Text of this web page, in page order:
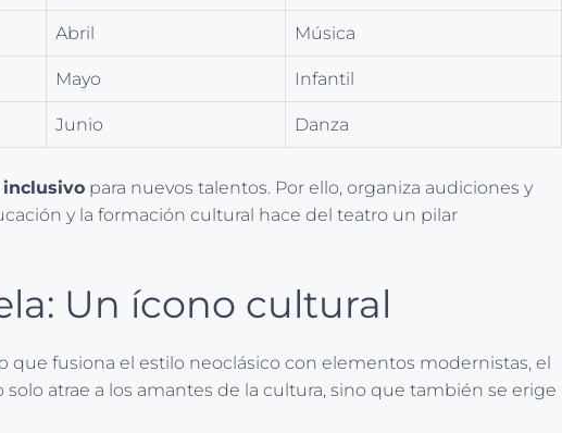
Abril Música
Mayo Infantil
Junio Danza
inclusivo para nuevos talentos. Por ello, organiza audiciones y
y la formación cultural hace del teatro un pilar
Un ícono cultural
que fusiona el estilo neoclásico con elementos modernistas, el
atrae a los amantes de la cultura, sino que también se erige